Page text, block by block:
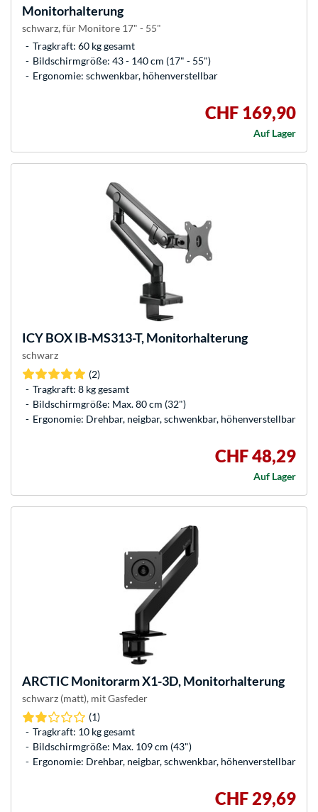
Monitorhalterung
schwarz, für Monitore 17" - 55"
Tragkraft: 60 kg gesamt
Bildschirmgröße: 43 - 140 cm (17" - 55")
Ergonomie: schwenkbar, höhenverstellbar
CHF 169,90
Auf Lager
ICY BOXIB-MS313-T, Monitorhalterung
schwarz
(2)
Tragkraft: 8 kg gesamt
Bildschirmgröße: Max. 80 cm (32")
Ergonomie: Drehbar, neigbar, schwenkbar, höhenverstellbar
CHF 48,29
Auf Lager
ARCTICMonitorarm X1-3D, Monitorhalterung
schwarz (matt), mit Gasfeder
(1)
Tragkraft: 10 kg gesamt
Bildschirmgröße: Max. 109 cm (43")
Ergonomie: Drehbar, neigbar, schwenkbar, höhenverstellbar
CHF 29,69